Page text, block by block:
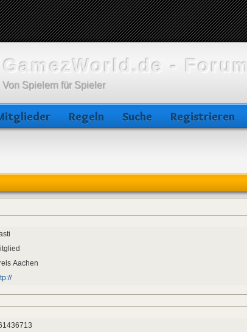
GamezWorld.de - Forum
Von Spielern für Spieler
Regeln Suche Registrieren
Aachen